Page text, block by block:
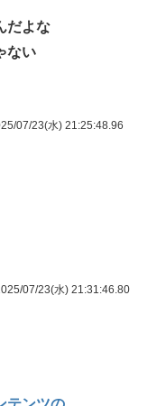
だよな
ない
07/23(水) 21:25:48.96
07/23(水) 21:31:46.80